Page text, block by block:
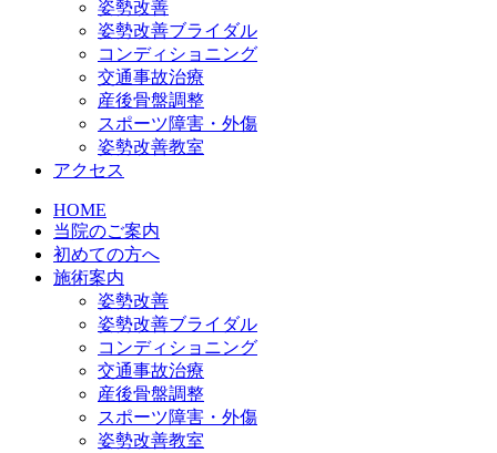
姿勢改善
姿勢改善ブライダル
コンディショニング
交通事故治療
産後骨盤調整
スポーツ障害・外傷
姿勢改善教室
アクセス
HOME
当院のご案内
初めての方へ
施術案内
姿勢改善
姿勢改善ブライダル
コンディショニング
交通事故治療
産後骨盤調整
スポーツ障害・外傷
姿勢改善教室